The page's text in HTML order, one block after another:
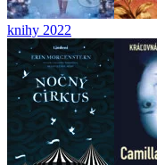
knihy 2022